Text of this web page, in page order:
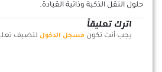
حلول النقل الذكية وذاتية القيادة.
اترك تعليقاً
يجب أنت تكون مسجل الدخول لتضيف